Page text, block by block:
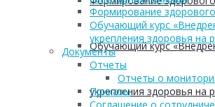
Обучающий курс
укрепления здоровья на
Формирование
Обучающий курс
укрепления здоровья на
Документы
Отчеты
Отчеты о
Приказы